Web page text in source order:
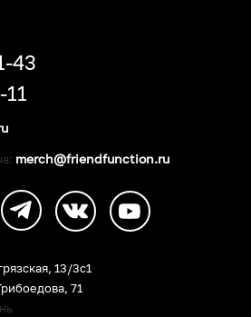
13/3c1
71
43
merch@friendfunction.ru